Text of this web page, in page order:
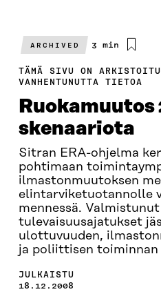
ARCHIVED
Arvioitu
3 min
TÄMÄ SIVU ON
VANHENTUNUTTA TIETOA
Ruokamuutos
skenaariota
Sitran ERA-ohjelma
pohtimaan
ilmastonmuutoksen
elintarviketuotannolle
mennessä.
tulevaisuusajatukset
ulottuvuuden,
ja poliittisen toiminnan
JULKAISTU
18.12.2008